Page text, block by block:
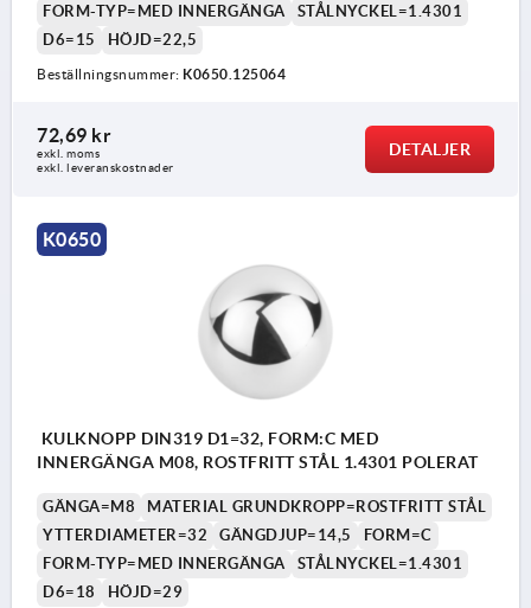
FORM-TYP=MED INNERGÄNGA
STÅLNYCKEL=1.4301
D6=15
HÖJD=22,5
Beställningsnummer: K0650.125064
72,69 kr
exkl. moms
exkl. leveranskostnader
DETALJER
K0650
KULKNOPP DIN319 D1=32, FORM:C MED
INNERGÄNGA M08, ROSTFRITT STÅL 1.4301 POLERAT
GÄNGA=M8
MATERIAL GRUNDKROPP=ROSTFRITT STÅL
YTTERDIAMETER=32
GÄNGDJUP=14,5
FORM=C
FORM-TYP=MED INNERGÄNGA
STÅLNYCKEL=1.4301
D6=18
HÖJD=29